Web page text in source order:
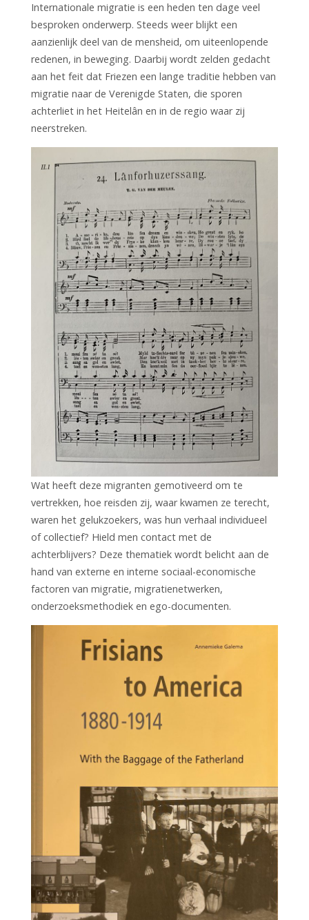
Internationale migratie is een heden ten dage veel
besproken onderwerp. Steeds weer blijkt een
aanzienlijk deel van de mensheid, om uiteenlopende
redenen, in beweging. Daarbij wordt zelden gedacht
aan het feit dat Friezen een lange traditie hebben van
migratie naar de Verenigde Staten, die sporen
achterliet in het Heitelân en in de regio waar zij
neerstreken.
Wat heeft deze migranten gemotiveerd om te
vertrekken, hoe reisden zij, waar kwamen ze terecht,
waren het gelukzoekers, was hun verhaal individueel
of collectief? Hield men contact met de
achterblijvers? Deze thematiek wordt belicht aan de
hand van externe en interne sociaal-economische
factoren van migratie, migratienetwerken,
onderzoeksmethodiek en ego-documenten.